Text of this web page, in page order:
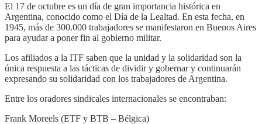
El 17 de octubre es un día de gran importancia histórica en
Argentina, conocido como el Día de la Lealtad. En esta fecha, en
1945, más de 300.000 trabajadores se manifestaron en Buenos Aires
para ayudar a poner fin al gobierno militar.
Los afiliados a la ITF saben que la unidad y la solidaridad son la
única respuesta a las tácticas de dividir y gobernar y continuarán
expresando su solidaridad con los trabajadores de Argentina.
Entre los oradores sindicales internacionales se encontraban:
Frank Moreels (ETF y BTB – Bélgica)